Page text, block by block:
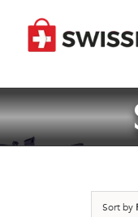
content
Sort by